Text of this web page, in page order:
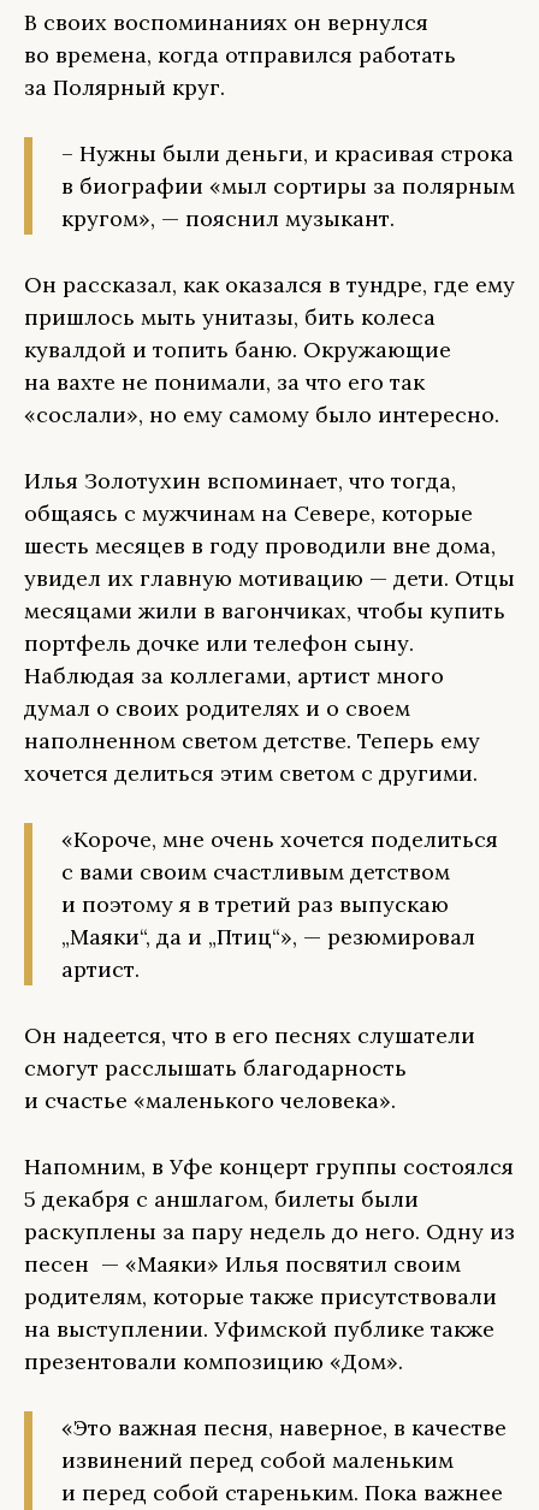
В своих воспоминаниях он вернулся
во времена, когда отправился работать
за Полярный круг.
– Нужны были деньги, и красивая строка
в биографии «мыл сортиры за полярным
кругом», — пояснил музыкант.
Он рассказал, как оказался в тундре, где ему
пришлось мыть унитазы, бить колеса
кувалдой и топить баню. Окружающие
на вахте не понимали, за что его так
«сослали», но ему самому было интересно.
Илья Золотухин вспоминает, что тогда,
общаясь с мужчинам на Севере, которые
шесть месяцев в году проводили вне дома,
увидел их главную мотивацию — дети. Отцы
месяцами жили в вагончиках, чтобы купить
портфель дочке или телефон сыну.
Наблюдая за коллегами, артист много
думал о своих родителях и о своем
наполненном светом детстве. Теперь ему
хочется делиться этим светом с другими.
«Короче, мне очень хочется поделиться
с вами своим счастливым детством
и поэтому я в третий раз выпускаю
„Маяки“, да и „Птиц“», — резюмировал
артист.
Он надеется, что в его песнях слушатели
смогут расслышать благодарность
и счастье «маленького человека».
Напомним, в Уфе концерт группы состоялся
5 декабря с аншлагом, билеты были
раскуплены за пару недель до него. Одну из
песен — «Маяки» Илья посвятил своим
родителям, которые также присутствовали
на выступлении. Уфимской публике также
презентовали композицию «Дом».
«Это важная песня, наверное, в качестве
извинений перед собой маленьким
и перед собой стареньким. Пока важнее